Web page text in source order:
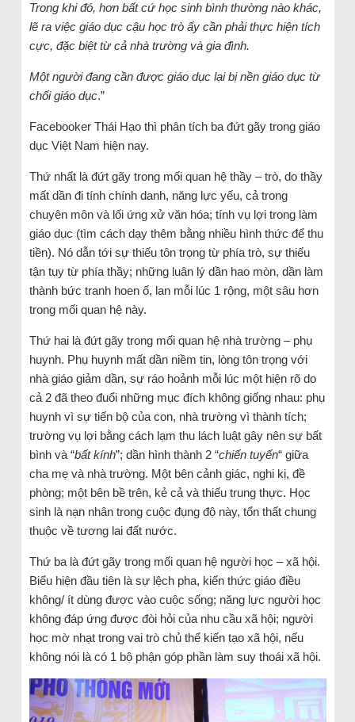
Trong khi đó, hơn bất cứ học sinh bình thường nào khác,
lẽ ra việc giáo dục cậu học trò ấy cần phải thực hiện tích
cực, đặc biệt từ cả nhà trường và gia đình.
Một người đang cần được giáo dục lại bị nền giáo dục từ
chối giáo dục.”
Facebooker Thái Hạo thì phân tích ba đứt gãy trong giáo
dục Việt Nam hiện nay.
Thứ nhất là đứt gãy trong mối quan hệ thầy – trò, do thầy
mất dần đi tính chính danh, năng lực yếu, cả trong
chuyên môn và lối ứng xử văn hóa; tính vụ lợi trong làm
giáo dục (tìm cách dạy thêm bằng nhiều hình thức để thu
tiền). Nó dẫn tới sự thiếu tôn trọng từ phía trò, sự thiếu
tận tụy từ phía thầy; những luân lý dần hao mòn, dần làm
thành bức tranh hoen ố, lan mỗi lúc 1 rộng, một sâu hơn
trong mối quan hệ này.
Thứ hai là đứt gãy trong mối quan hệ nhà trường – phụ
huynh. Phụ huynh mất dần niềm tin, lòng tôn trọng với
nhà giáo giảm dần, sự ráo hoảnh mỗi lúc một hiện rõ do
cả 2 đã theo đuổi những mục đích không giống nhau: phụ
huynh vì sự tiến bộ của con, nhà trường vì thành tích;
trường vụ lợi bằng cách lạm thu lách luật gây nên sự bất
bình và “bất kính”; dần hình thành 2 “chiến tuyến“ giữa
cha mẹ và nhà trường. Một bên cảnh giác, nghi kị, đề
phòng; một bên bề trên, kẻ cả và thiếu trung thực. Học
sinh là nạn nhân trong cuộc đụng độ này, tổn thất chung
thuộc về tương lai đất nước.
Thứ ba là đứt gãy trong mối quan hệ người học – xã hội.
Biểu hiện đầu tiên là sự lệch pha, kiến thức giáo điều
không/ ít dùng được vào cuộc sống; năng lực người học
không đáp ứng được đòi hỏi của nhu cầu xã hội; người
học mờ nhạt trong vai trò chủ thể kiến tạo xã hội, nếu
không nói là có 1 bộ phận góp phần làm suy thoái xã hội.